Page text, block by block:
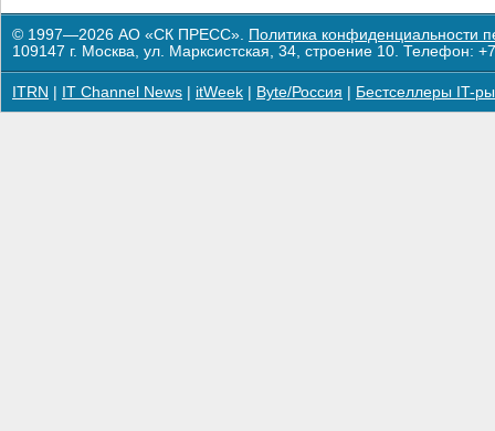
© 1997—2026 АО «СК ПРЕСС». Политика конфиденциальности
109147 г. Москва, ул. Марксистская, 34, строение 10. Телефон:
ITRN IT Channel News itWeek Byte/Россия Бестселлеры IT-